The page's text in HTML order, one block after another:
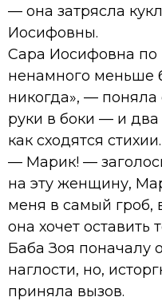
— она затрясла
Иосифовны.
Сара Иосифовна
ненамного меньше
никогда», — поняла
руки в боки — и
как сходятся стихии.
— Марик! —
на эту женщину,
меня в самый
она хочет оставить
Баба Зоя поначалу
наглости, но,
приняла вызов.